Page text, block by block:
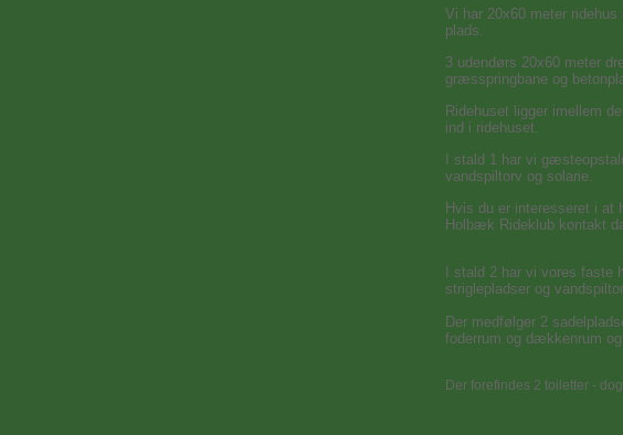
Vi har 20x60 meter
plads.
3 udendørs 20x60 meter
græsspringbane og
Ridehuset ligger imellem
ind i ridehuset.
I stald 1 har vi
vandspiltorv og solarie.
Hvis du er interesseret i
Holbæk Rideklub kontakt
I stald 2 har vi vores faste
striglepladser og
Der medfølger 2
foderrum og dækkenrum
Der forefindes 2 toiletter -